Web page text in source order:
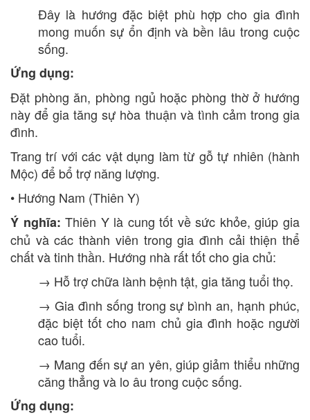
Đây là hướng đặc biệt phù hợp cho gia đình
mong muốn sự ổn định và bền lâu trong cuộc
sống.
Ứng dụng:
Đặt phòng ăn, phòng ngủ hoặc phòng thờ ở hướng
này để gia tăng sự hòa thuận và tình cảm trong gia
đình.
Trang trí với các vật dụng làm từ gỗ tự nhiên (hành
Mộc) để bổ trợ năng lượng.
• Hướng Nam (Thiên Y)
Ý nghĩa: Thiên Y là cung tốt về sức khỏe, giúp gia
chủ và các thành viên trong gia đình cải thiện thể
chất và tinh thần. Hướng nhà rất tốt cho gia chủ:
→ Hỗ trợ chữa lành bệnh tật, gia tăng tuổi thọ.
→ Gia đình sống trong sự bình an, hạnh phúc,
đặc biệt tốt cho nam chủ gia đình hoặc người
cao tuổi.
→ Mang đến sự an yên, giúp giảm thiểu những
căng thẳng và lo âu trong cuộc sống.
Ứng dụng: